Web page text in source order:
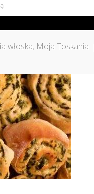
włoska, Moja Toskania |